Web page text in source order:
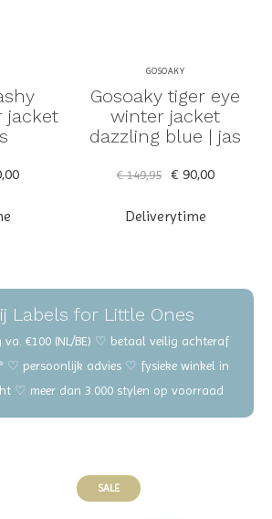
jacket
GOSOAKY
Gosoaky tiger eye
winter jacket
dazzling blue | jas
€ 149,95 € 90,00
Deliverytime
Labels for Little Ones
va. €100 (NL/BE) ♡ betaal veilig achteraf
♡ persoonlijk advies ♡ fysieke winkel in
♡ meer dan 3.000 stylen op voorraad
SALE